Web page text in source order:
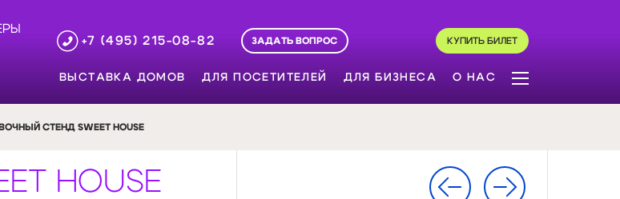
+7 (495) 215-08-82
ЗАДАТЬ ВОПРОС КУПИТЬ БИЛЕТ
ВЫСТАВКА ДОМОВ ДЛЯ ПОСЕТИТЕЛЕЙ ДЛЯ БИЗНЕСА О НАС
СТЕНД SWEET HOUSE
HOUSE